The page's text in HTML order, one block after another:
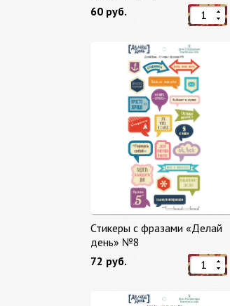
60 руб.
Стикеры с фразами «Делай
день» №8
72 руб.